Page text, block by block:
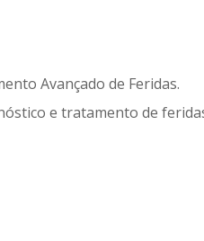
Avançado de Feridas.
e tratamento de